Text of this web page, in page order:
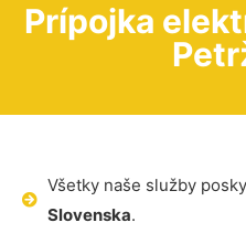
Prípojka
Všetky naše služby
Slovenska.